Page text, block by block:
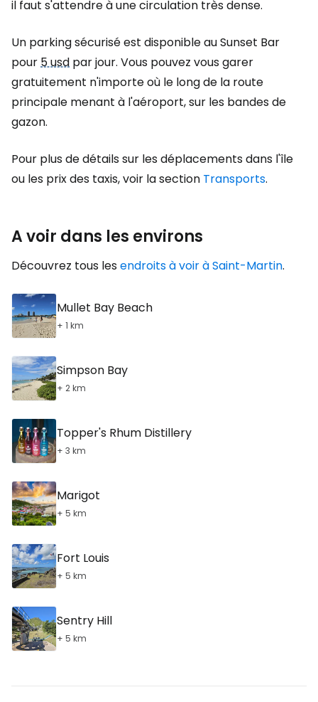
il faut s'attendre à une circulation très dense.
Un parking sécurisé est disponible au Sunset Bar
pour 5 usd par jour. Vous pouvez vous garer
gratuitement n'importe où le long de la route
principale menant à l'aéroport, sur les bandes de
gazon.
Pour plus de détails sur les déplacements dans l'île
ou les prix des taxis, voir la section Transports.
A voir dans les environs
Découvrez tous lesendroits à voir à Saint-Martin.
Mullet Bay Beach
+ 1 km
Simpson Bay
+ 2 km
Topper's Rhum Distillery
+ 3 km
Marigot
+ 5 km
Fort Louis
+ 5 km
Sentry Hill
+ 5 km